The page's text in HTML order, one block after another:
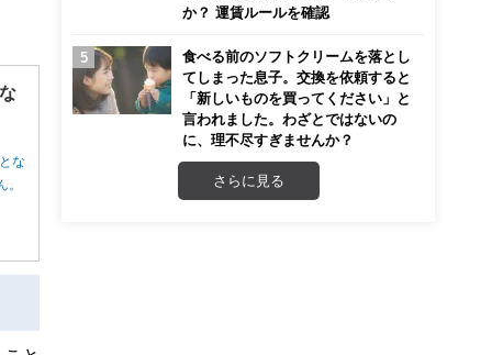
な
。
か？ 運賃ルールを確認
食べる前のソフトクリームを落とし
てしまった息子。交換を依頼すると
「新しいものを買ってください」と
言われました。わざとではないの
に、理不尽すぎませんか？
さらに見る